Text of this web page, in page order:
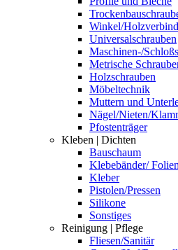
Winkel/
Universalschrauben
Maschinen-/
Metrische
Holzschrauben
Möbeltechnik
Muttern und
Nägel/Nieten/
Pfostenträger
Kleben | Dichten
Bauschaum
Klebebänder/ Folien
Kleber
Pistolen/Pressen
Silikone
Sonstiges
Reinigung | Pflege
Fliesen/Sanitär